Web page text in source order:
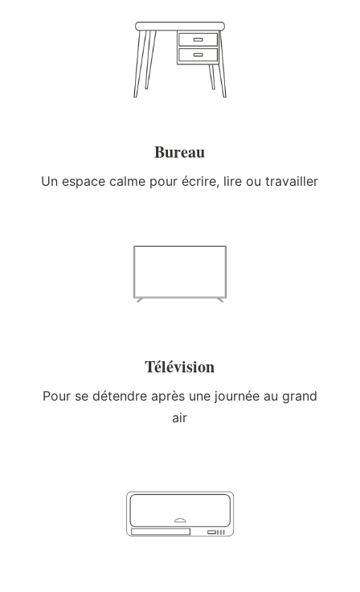
Bureau
Un espace calme pour écrire, lire ou travailler
Télévision
Pour se détendre après une journée au grand
air